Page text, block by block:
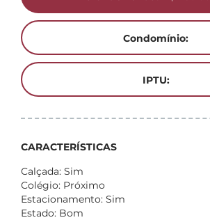
Condomínio:
IPTU:
CARACTERÍSTICAS
Calçada: Sim
Colégio: Próximo
Estacionamento: Sim
Estado: Bom